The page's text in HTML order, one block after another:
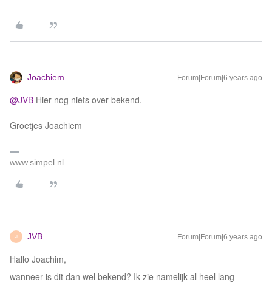
Joachiem Forum|Forum|6 years ago
@JVB Hier nog niets over bekend.
Groetjes Joachiem
www.simpel.nl
J JVB Forum|Forum|6 years ago
Hallo Joachim,
wanneer is dit dan wel bekend? Ik zie namelijk al heel lang